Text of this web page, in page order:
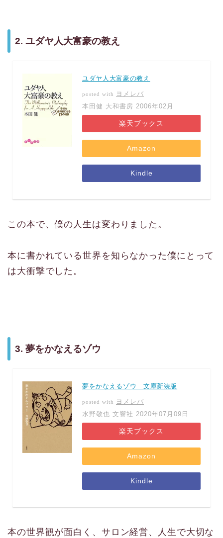
2. ユダヤ人大富豪の教え
ユダヤ人大富豪の教え
posted with
ヨメレバ
本田健 大和書房 2006年02月
楽天ブックス
Amazon
Kindle
この本で、僕の人生は変わりました。
本に書かれている世界を知らなかった僕にとって
は大衝撃でした。
3. 夢をかなえるゾウ
夢をかなえるゾウ 文庫新装版
posted with
ヨメレバ
水野敬也 文響社 2020年07月09日
楽天ブックス
Amazon
Kindle
本の世界観が面白く、サロン経営、人生で大切な